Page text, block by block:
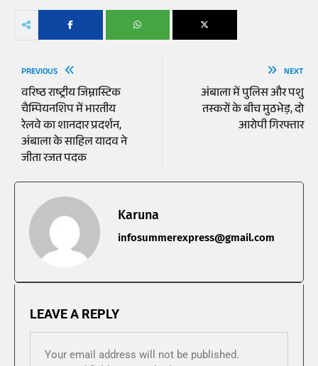
PREVIOUS
वरिष्ठ राष्ट्रीय जिम्नास्टिक
चैम्पियनशिप में भारतीय
रेलवे का शानदार प्रदर्शन,
अंबाला के साहिल यादव ने
जीता रजत पदक
NEXT
अंबाला में पुलिस और पशु
तस्करों के बीच मुठभेड़, दो
आरोपी गिरफ्तार
Karuna
infosummerexpress@gmail.com
LEAVE A REPLY
Your email address will not be published.